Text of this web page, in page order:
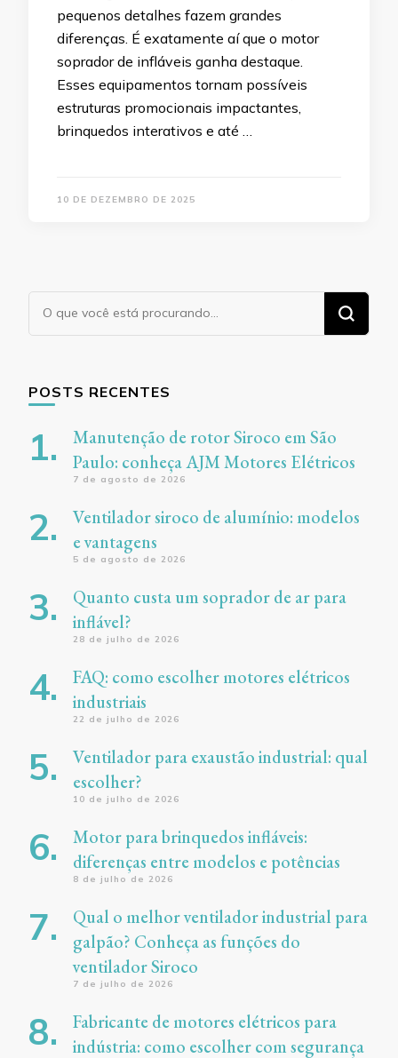
pequenos detalhes fazem grandes
diferenças. É exatamente aí que o motor
soprador de infláveis ganha destaque.
Esses equipamentos tornam possíveis
estruturas promocionais impactantes,
brinquedos interativos e até …
10 DE DEZEMBRO DE 2025
Procurando
algo?
POSTS RECENTES
Manutenção de rotor Siroco em São
Paulo: conheça AJM Motores Elétricos
7 de agosto de 2026
Ventilador siroco de alumínio: modelos
e vantagens
5 de agosto de 2026
Quanto custa um soprador de ar para
inflável?
28 de julho de 2026
FAQ: como escolher motores elétricos
industriais
22 de julho de 2026
Ventilador para exaustão industrial: qual
escolher?
10 de julho de 2026
Motor para brinquedos infláveis:
diferenças entre modelos e potências
8 de julho de 2026
Qual o melhor ventilador industrial para
galpão? Conheça as funções do
ventilador Siroco
7 de julho de 2026
Fabricante de motores elétricos para
indústria: como escolher com segurança